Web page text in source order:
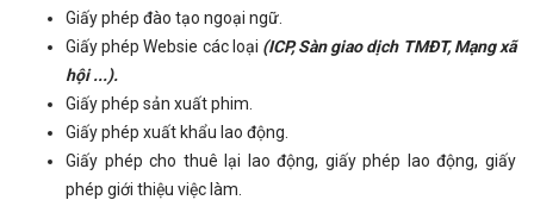
Giấy phép đào tạo ngoại ngữ.
Giấy phép Websie các loại (ICP, Sàn giao dịch TMĐT, Mạng xã
hội ...).
Giấy phép sản xuất phim.
Giấy phép xuất khẩu lao động.
Giấy phép cho thuê lại lao động, giấy phép lao động, giấy
phép giới thiệu việc làm.